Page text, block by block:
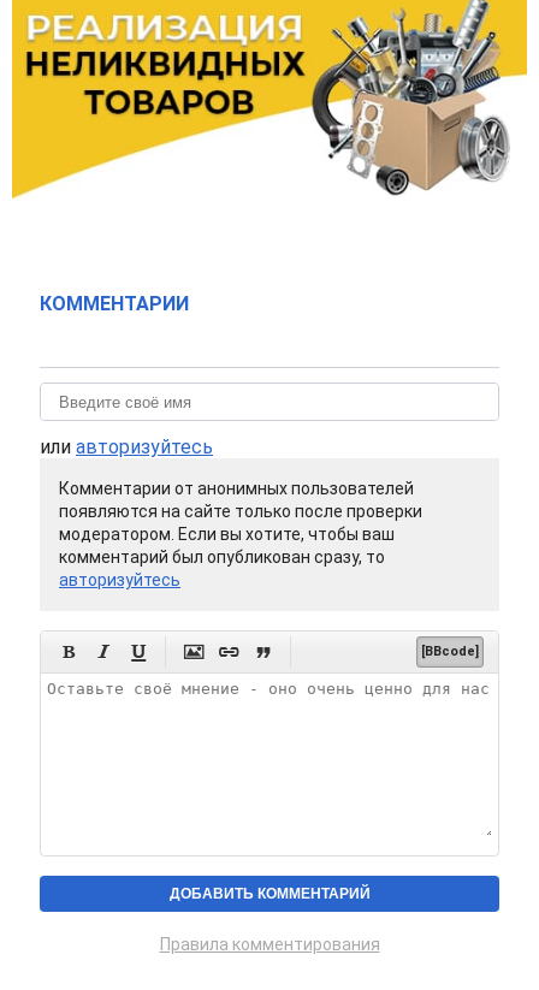
КОММЕНТАРИИ
или авторизуйтесь
Комментарии от анонимных пользователей
появляются на сайте только после проверки
модератором. Если вы хотите, чтобы ваш
комментарий был опубликован сразу, то
авторизуйтесь
      [BBcode]
Правила комментирования